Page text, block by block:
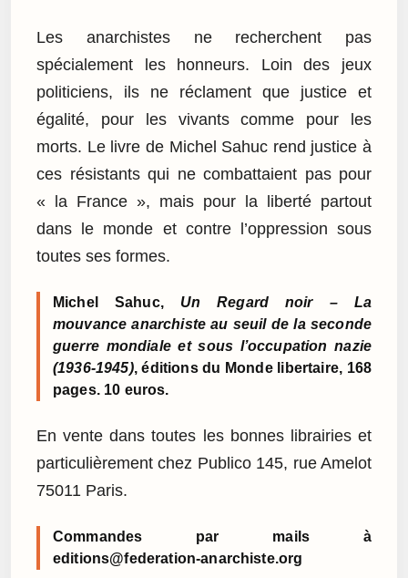
Les anarchistes ne recherchent pas
spécialement les honneurs. Loin des jeux
politiciens, ils ne réclament que justice et
égalité, pour les vivants comme pour les
morts. Le livre de Michel Sahuc rend justice à
ces résistants qui ne combattaient pas pour
« la France », mais pour la liberté partout
dans le monde et contre l’oppression sous
toutes ses formes.
Michel Sahuc, Un Regard noir – La
mouvance anarchiste au seuil de la seconde
guerre mondiale et sous l’occupation nazie
(1936-1945), éditions du Monde libertaire, 168
pages. 10 euros.
En vente dans toutes les bonnes librairies et
particulièrement chez Publico 145, rue Amelot
75011 Paris.
Commandes par mails à
editions@federation-anarchiste.org